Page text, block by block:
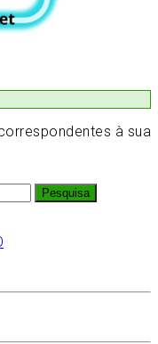
à sua
Pesquisa